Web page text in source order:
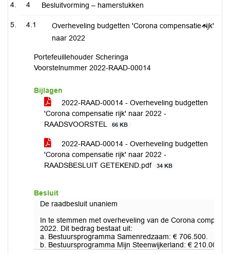
4 Besluitvorming – hamerstukken
4.1
Overheveling budgetten 'Corona compensatie rijk'
naar 2022
Portefeuillehouder Scheringa
Voorstelnummer 2022-RAAD-00014
Bijlagen
2022-RAAD-00014 - Overheveling budgetten
'Corona compensatie rijk' naar 2022 -
RAADSVOORSTEL
66 KB
2022-RAAD-00014 - Overheveling budgetten
'Corona compensatie rijk' naar 2022 -
RAADSBESLUIT GETEKEND.pdf
34 KB
Besluit
De raadbesluit unaniem
In te stemmen met overheveling van de Corona
2022. Dit bedrag bestaat uit:
a. Bestuursprogramma Samenredzaam: € 706.500.
b. Bestuursprogramma Mijn Steenwijkerland: € 210.000..